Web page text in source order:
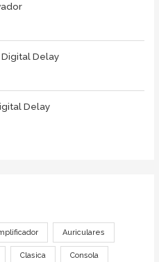
Delay
Delay
Auriculares
Clasica Consola